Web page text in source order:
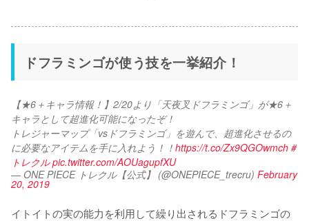
ドフラミンゴが使う技を一挙紹介！
【★6＋キャラ情報！】2/20より「天夜叉ドフラミンゴ」が★6＋
キャラとして超進化可能になったぞ！
トレジャーマップ「vsドフラミンゴ」を遊んで、超進化させるの
に必要なアイテムを手に入れよう！！ https://t.co/Zx9QGOwmch #
トレクル pic.twitter.com/AOUagupfXU
— ONE PIECE トレクル【公式】 (@ONEPIECE_trecru) February
20, 2019
イトイトの実の能力を利用して繰り出されるドフラミンゴの